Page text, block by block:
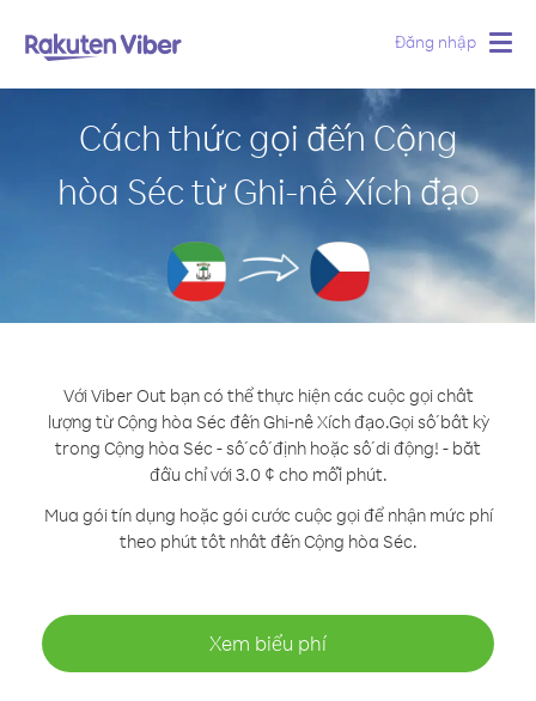
Đăng nhập
Cách thức gọi đến Cộng
hòa Séc từ Ghi-nê Xích đạo
Với Viber Out bạn có thể thực hiện các cuộc gọi chất
lượng từ Cộng hòa Séc đến Ghi-nê Xích đạo.Gọi số bất kỳ
trong Cộng hòa Séc - số cố định hoặc số di động! - bắt
đầu chỉ với 3.0 ¢ cho mỗi phút.
Mua gói tín dụng hoặc gói cước cuộc gọi để nhận mức phí
theo phút tốt nhất đến Cộng hòa Séc.
Xem biểu phí